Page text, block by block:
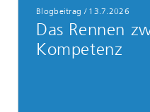
Blogbeitrag / 13.7.2026
Das Rennen
Kompetenz